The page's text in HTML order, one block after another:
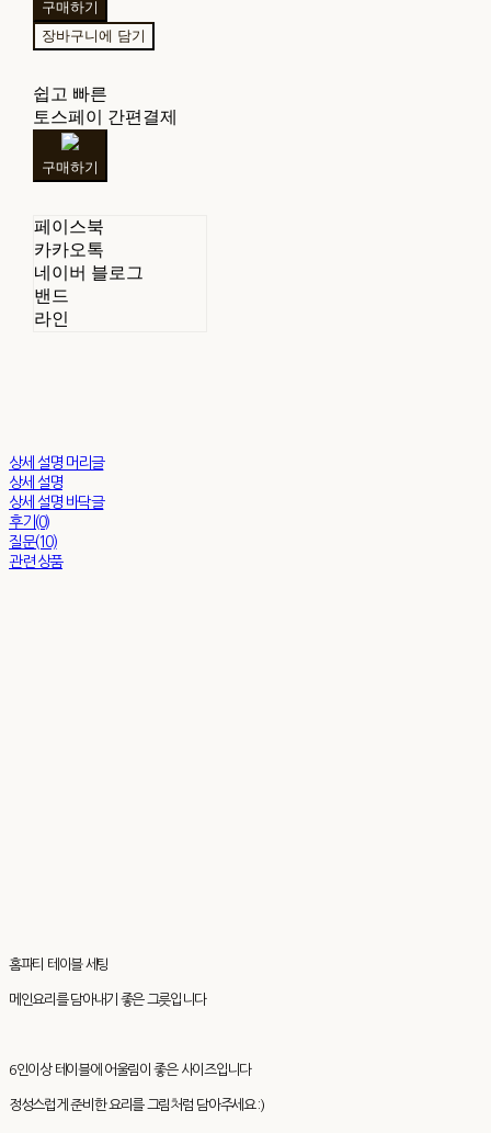
구매하기
장바구니에 담기
쉽고 빠른
토스페이 간편결제
구매하기
페이스북
카카오톡
네이버 블로그
밴드
라인
상세 설명 머리글
상세 설명
상세 설명 바닥글
후기(0)
질문(10)
관련 상품
홈파티 테이블 세팅
메인요리를 담아내기 좋은 그릇입니다
6인이상 테이블에 어울림이 좋은 사이즈입니다
정성스럽게 준비한 요리를 그림처럼 담아주세요 :)